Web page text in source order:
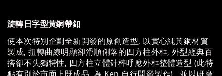
旋轉日字型黃銅帶釦
使本次特別企劃全新開發的原創造型, 以實心純黃銅材質
製成, 扭轉曲線明顯卻滑順俐落的四方柱外框, 外型經典百
搭卻不失獨特性, 四方柱立體針棒呼應外框整體造型 (此特
點有別於市面上既成品, 為 Ken 自行開發製作) , 並以研磨